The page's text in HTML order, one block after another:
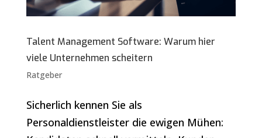
Talent Management Software: Warum hier
viele Unternehmen scheitern
Ratgeber
Sicherlich kennen Sie als
Personaldienstleister die ewigen Mühen: